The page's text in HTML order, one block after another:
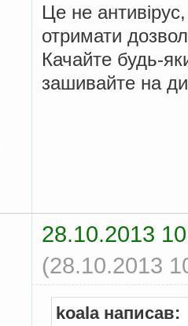
Це не
отримати
Качайте будь-
зашивайте на
28.10.2013
(28.10.2013
koala написав: